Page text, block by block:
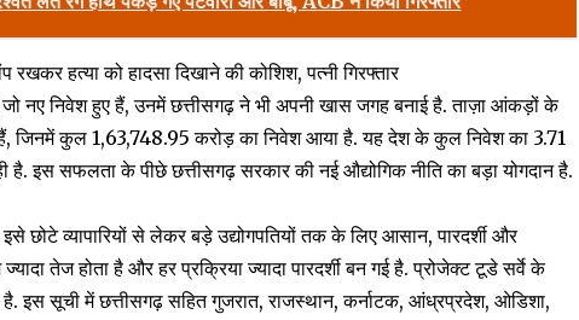
हत्या को हादसा दिखाने की कोशिश, पत्नी गिरफ्तार
नए निवेश हुए हैं, उनमें छत्तीसगढ़ ने भी अपनी खास जगह बनाई है. ताज़ा आंकड़ों के
जिनमें कुल ₹1,63,748.95 करोड़ का निवेश आया है. यह देश के कुल निवेश का 3.71
है. इस सफलता के पीछे छत्तीसगढ़ सरकार की नई औद्योगिक नीति का बड़ा योगदान है.
छोटे व्यापारियों से लेकर बड़े उद्योगपतियों तक के लिए आसान, पारदर्शी और
तेज होता है और हर प्रक्रिया ज्यादा पारदर्शी बन गई है. प्रोजेक्ट टूडे सर्वे के
है. इस सूची में छत्तीसगढ़ सहित गुजरात, राजस्थान, कर्नाटक, आंध्रप्रदेश, ओडिशा,